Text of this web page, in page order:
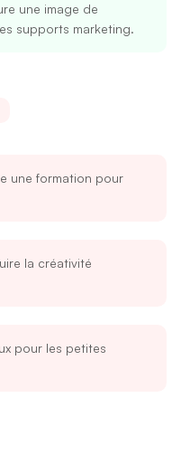
une image de
supports marketing.
une formation pour
la créativité
pour les petites